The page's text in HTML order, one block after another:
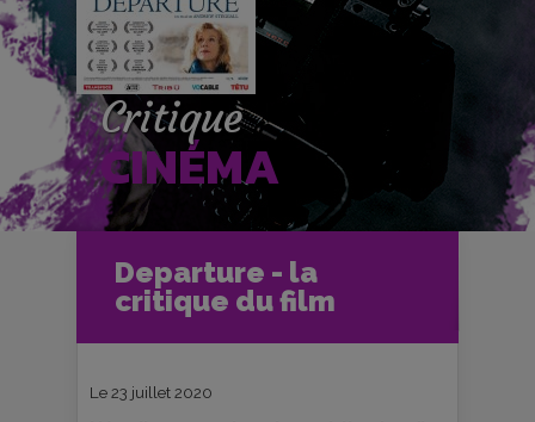
Critique
CINÉMA
Departure - la
critique du film
Accueil
Critiques et fiches films
Departure - la critique du film
Le 23 juillet 2020